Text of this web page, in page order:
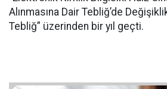
Alınmasına Dair Tebliğ’de
Tebliğ” üzerinden bir yıl geçti.